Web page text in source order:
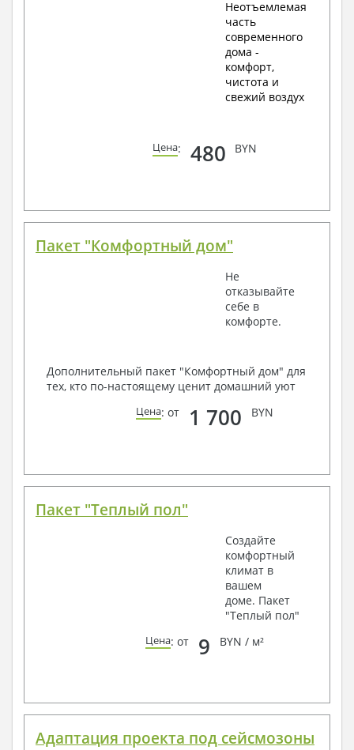
Неотъемлемая
часть
современного
дома -
комфорт,
чистота и
свежий воздух
Цена: 480 BYN
Пакет "Комфортный дом"
Не
отказывайте
себе в
комфорте.
Дополнительный пакет "Комфортный дом" для
тех, кто по-настоящему ценит домашний уют
Цена: от 1 700 BYN
Пакет "Теплый пол"
Создайте
комфортный
климат в
вашем
доме. Пакет
"Теплый пол"
Цена: от 9 BYN / м²
Адаптация проекта под сейсмозоны